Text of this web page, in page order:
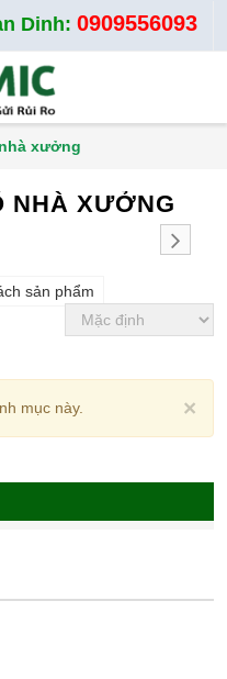
Dinh: 0909556093
xưởng
NHÀ XƯỞNG
sản phẩm
×
mục này.